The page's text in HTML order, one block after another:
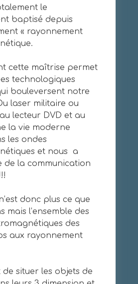
le
baptisé depuis
« rayonnement
cette maîtrise permet
technologiques
bouleversent notre
laser militaire ou
lecteur DVD et au
la vie moderne
les ondes
et nous a
de la communication
donc plus ce que
mais l’ensemble des
des
aux rayonnement
de situer les objets de